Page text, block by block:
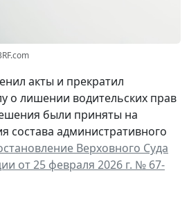
акты и прекратил
о лишении водительских прав
были приняты на
состава административного
Верховного Суда
от 25 февраля 2026 г. № 67-